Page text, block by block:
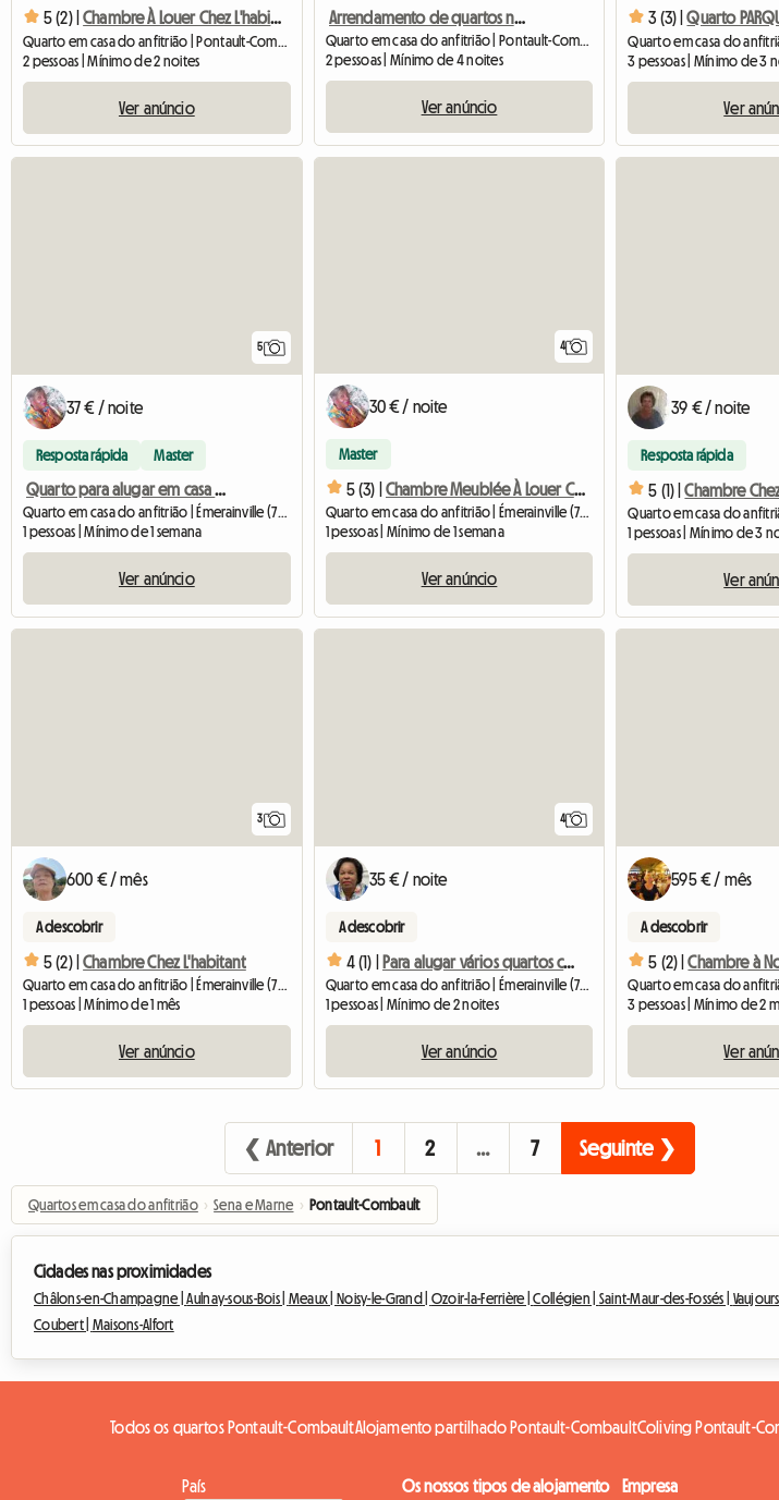
5 (2) | Chambre À Louer Chez L'habitant
Quarto em casa do anfitrião | Pontault-Combault (77340) | 15 M2
2 pessoas | Mínimo de 2 noites
Ver anúncio
Arrendamento de quartos numa moradia
Quarto em casa do anfitrião | Pontault-Combault (77340) | 15 M2
2 pessoas | Mínimo de 4 noites
Ver anúncio
3 (3) |
3 pessoas | Mínimo de 3
Ver
5
37 € / noite
Resposta rápida Master
Quarto para alugar em casa particular
Quarto em casa do anfitrião | Émerainville (77184) | 10 M2
1 pessoas | Mínimo de 1 semana
Ver anúncio
4
30 € / noite
Master
5 (3) | Chambre Meublée À Louer Chez L'habitant
Quarto em casa do anfitrião | Émerainville (77184) | 14 M2
1 pessoas | Mínimo de 1 semana
Ver anúncio
39 € / noite
Resposta rápida
5 (1) |
1 pessoas | Mínimo de 3
Ver
3
600 € / mês
A descobrir
5 (2) | Chambre Chez L'habitant
Quarto em casa do anfitrião | Émerainville (77184) | 12 M2
1 pessoas | Mínimo de 1 mês
Ver anúncio
4
35 € / noite
A descobrir
4 (1) | Para alugar vários quartos confortáveis ​​em um grande M
Quarto em casa do anfitrião | Émerainville (77184) | 12 M2
1 pessoas | Mínimo de 2 noites
Ver anúncio
595 € / mês
A descobrir
5 (2) |
3 pessoas | Mínimo de 2
Ver
❮ Anterior 1 2 … 7 Seguinte ❯
Quartos em casa do anfitrião › Sena e Marne › Pontault-Combault
Cidades nas proximidades
Châlons-en-Champagne |Aulnay-sous-Bois | Meaux | Noisy-le-Grand | Ozoir-la-Ferrière |Collégien | Saint-Maur-des-Fossés | Vaujours
Coubert | Maisons-Alfort
Todos os quartos Pontault-CombaultAlojamento partilhado Pontault-CombaultColiving Pontault-
País Os nossos tipos de alojamento Empresa